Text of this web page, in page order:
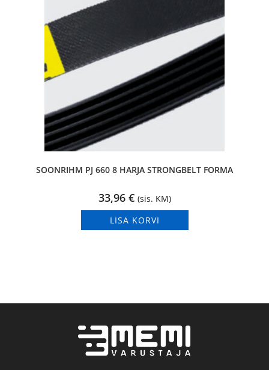
SOONRIHM PJ 660 8 HARJA STRONGBELT FORMA
33,96 € (sis. KM)
LISA KORVI